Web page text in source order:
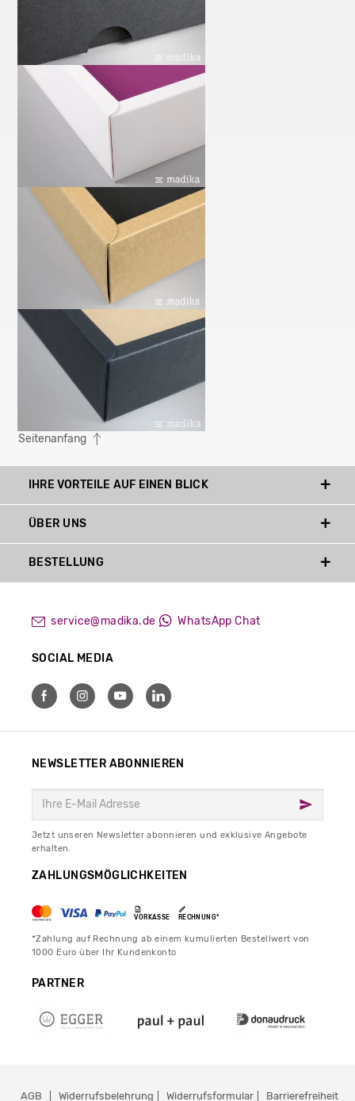
Seitenanfang
IHRE VORTEILE AUF EINEN BLICK
service@madika.de WhatsApp Chat
SOCIAL MEDIA
ÜBER UNS
BESTELLUNG
NEWSLETTER ABONNIEREN
Jetzt unseren Newsletter abonnieren und exklusive Angebote
erhalten.
ZAHLUNGSMÖGLICHKEITEN
VORKASSE RECHNUNG*
*Zahlung auf Rechnung ab einem kumulierten Bestellwert von
1000 Euro über Ihr Kundenkonto
PARTNER
AGB Widerrufsbelehrung Widerrufsformular Barrierefreiheit